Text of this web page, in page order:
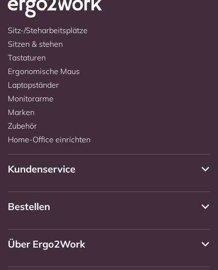
Sitz-/Steharbeitsplätze
Sitzen & stehen
Tastaturen
Ergonomische Maus
Laptopständer
Monitorarme
Marken
Zubehör
Home-Office einrichten
Kundenservice
Bestellen
Über Ergo2Work